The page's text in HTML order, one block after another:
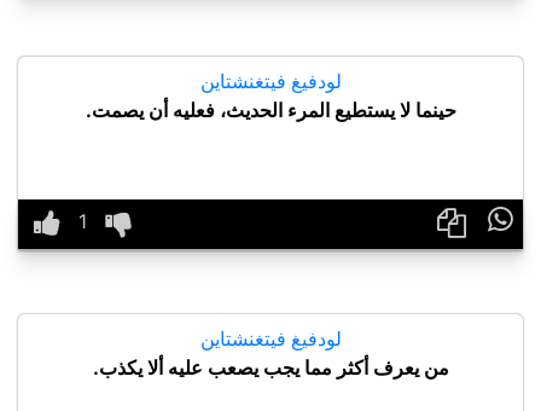
لودفيغ فيتغنشتاين
حينما لا يستطيع المرء الحديث، فعليه أن يصمت.

لودفيغ فيتغنشتاين
من يعرف أكثر مما يجب يصعب عليه ألا يكذب.